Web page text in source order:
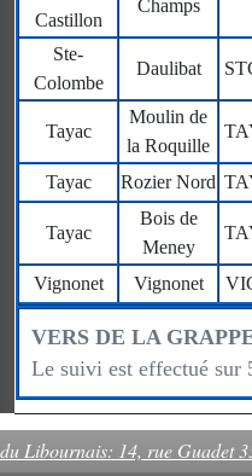
VERS DE LA
Le suivi est effectué sur
Castillon
Champs
Ste-
Colombe
Daulibat
Tayac
Moulin de
la Roquille
Tayac Rozier Nord
Tayac
Bois de
Meney
Vignonet Vignonet
Libournais: 14, rue Guadet